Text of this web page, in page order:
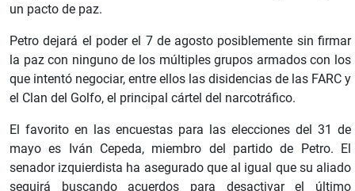
un pacto de paz.
Petro dejará el poder el 7 de agosto posiblemente sin firmar
la paz con ninguno de los múltiples grupos armados con los
que intentó negociar, entre ellos las disidencias de las FARC y
el Clan del Golfo, el principal cártel del narcotráfico.
El favorito en las encuestas para las elecciones del 31 de
mayo es Iván Cepeda, miembro del partido de Petro. El
senador izquierdista ha asegurado que al igual que su aliado
seguirá buscando acuerdos para desactivar el último